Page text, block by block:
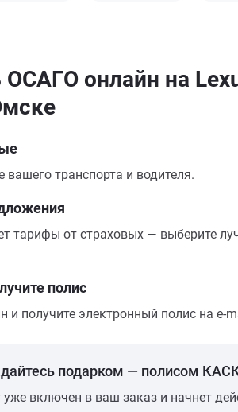
ОСАГО онлайн на
транспорта и водителя.
тарифы от страховых — выберите
полис
и получите электронный полис на e-
подарком — полисом
уже включен в ваш заказ и начнет